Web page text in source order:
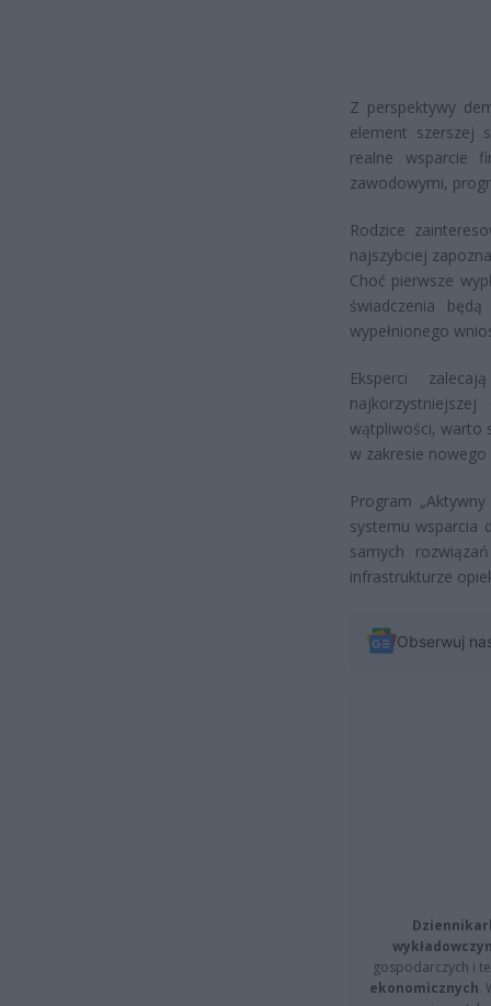
Z perspektywy
element szerszej
realne wsparcie
zawodowymi,
Rodzice
najszybciej
Choć pierwsze
świadczenia
wypełnionego
Eksperci
wątpliwości, warto
w zakresie
Program
systemu wsparcia
samych
infrastrukturze
Obserwuj
gospodarczych i
ekonomicznych.